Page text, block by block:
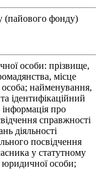
(пайового фонду)
особи: прізвище,
місце
найменування,
ідентифікаційний
про
справжності
діяльності
посвідчення
у статутному
юридичної особи;